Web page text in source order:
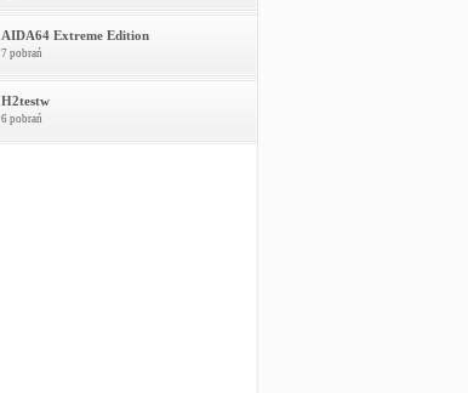
AIDA64 Extreme Edition
7 pobrań
H2testw
6 pobrań